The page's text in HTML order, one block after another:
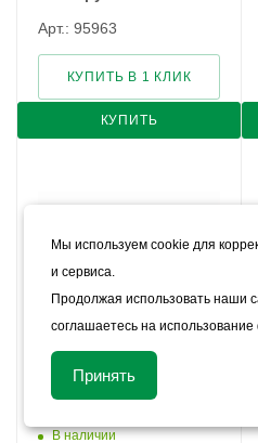
Арт.: 95963
КУПИТЬ
КУПИТЬ В 1 КЛИК
Решетка нержавеющая
перфорированная щелевая
В наличии
Мы используем cookie для
и сервиса.
Продолжая использовать наши
соглашаетесь на
Принять